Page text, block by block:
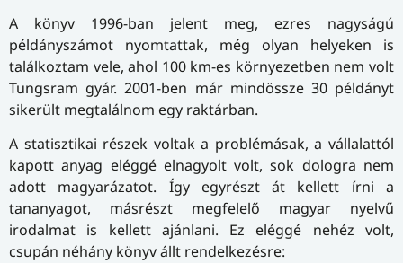
A könyv 1996-ban jelent meg, ezres nagyságú
példányszámot nyomtattak, még olyan helyeken is
találkoztam vele, ahol 100 km-es környezetben nem volt
Tungsram gyár. 2001-ben már mindössze 30 példányt
sikerült megtalálnom egy raktárban.
A statisztikai részek voltak a problémásak, a vállalattól
kapott anyag eléggé elnagyolt volt, sok dologra nem
adott magya­rá­za­tot. Így egyrészt át kellett írni a
tananyagot, másrészt megfelelő magyar nyelvű
irodalmat is kellett ajánlani. Ez eléggé nehéz volt,
csupán néhány könyv állt rendelkezésre: